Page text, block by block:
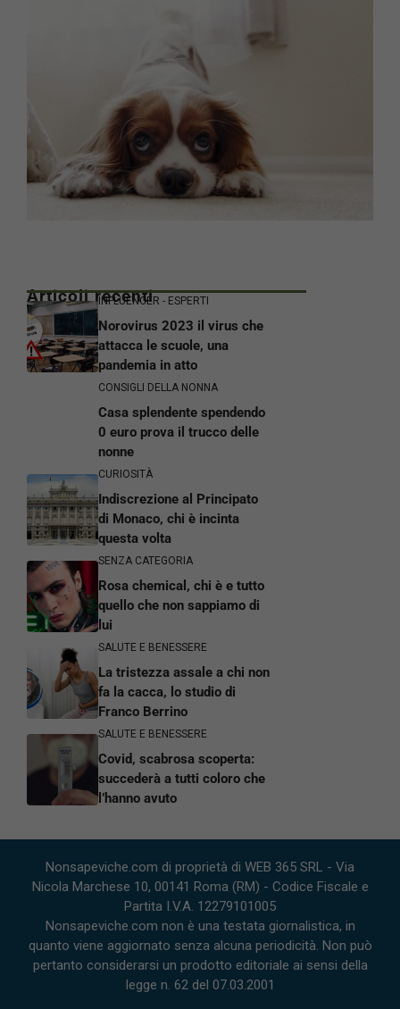
Articoli recentiINFLUENCER - ESPERTI
Norovirus 2023 il virus che
attacca le scuole, una
pandemia in atto
CONSIGLI DELLA NONNA
Casa splendente spendendo
0 euro prova il trucco delle
nonne
CURIOSITÀ
Indiscrezione al Principato
di Monaco, chi è incinta
questa volta
SENZA CATEGORIA
Rosa chemical, chi è e tutto
quello che non sappiamo di
lui
SALUTE E BENESSERE
La tristezza assale a chi non
fa la cacca, lo studio di
Franco Berrino
SALUTE E BENESSERE
Covid, scabrosa scoperta:
succederà a tutti coloro che
l’hanno avuto
Nonsapeviche.com di proprietà di WEB 365 SRL - Via
Nicola Marchese 10, 00141 Roma (RM) - Codice Fiscale e
Partita I.V.A. 12279101005
Nonsapeviche.com non è una testata giornalistica, in
quanto viene aggiornato senza alcuna periodicità. Non può
pertanto considerarsi un prodotto editoriale ai sensi della
legge n. 62 del 07.03.2001